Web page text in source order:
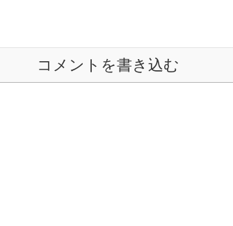
コメントを書き込む